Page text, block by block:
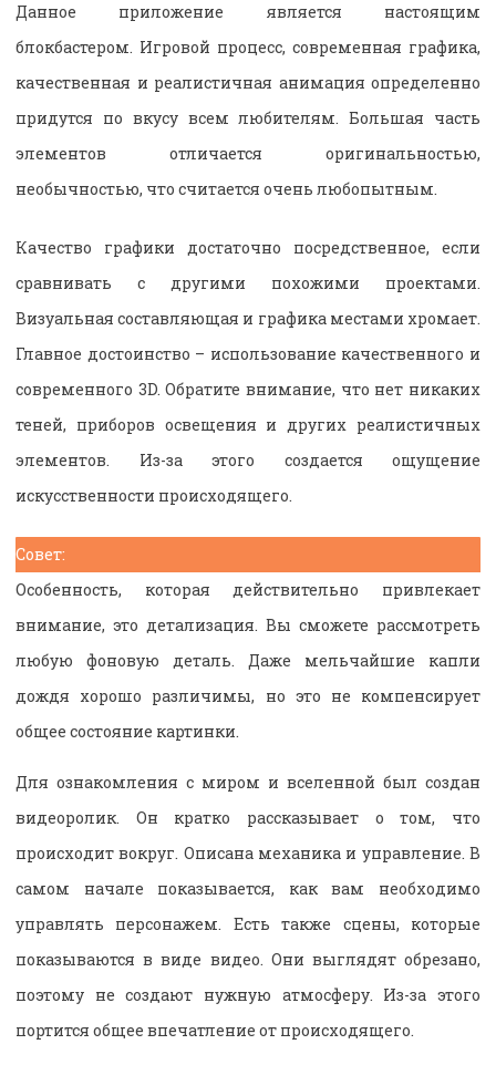
Данное приложение является настоящим
блокбастером. Игровой процесс, современная графика,
качественная и реалистичная анимация определенно
придутся по вкусу всем любителям. Большая часть
элементов отличается оригинальностью,
необычностью, что считается очень любопытным.
Качество графики достаточно посредственное, если
сравнивать с другими похожими проектами.
Визуальная составляющая и графика местами хромает.
Главное достоинство – использование качественного и
современного 3D. Обратите внимание, что нет никаких
теней, приборов освещения и других реалистичных
элементов. Из-за этого создается ощущение
искусственности происходящего.
Совет:
Особенность, которая действительно привлекает
внимание, это детализация. Вы сможете рассмотреть
любую фоновую деталь. Даже мельчайшие капли
дождя хорошо различимы, но это не компенсирует
общее состояние картинки.
Для ознакомления с миром и вселенной был создан
видеоролик. Он кратко рассказывает о том, что
происходит вокруг. Описана механика и управление. В
самом начале показывается, как вам необходимо
управлять персонажем. Есть также сцены, которые
показываются в виде видео. Они выглядят обрезано,
поэтому не создают нужную атмосферу. Из-за этого
портится общее впечатление от происходящего.